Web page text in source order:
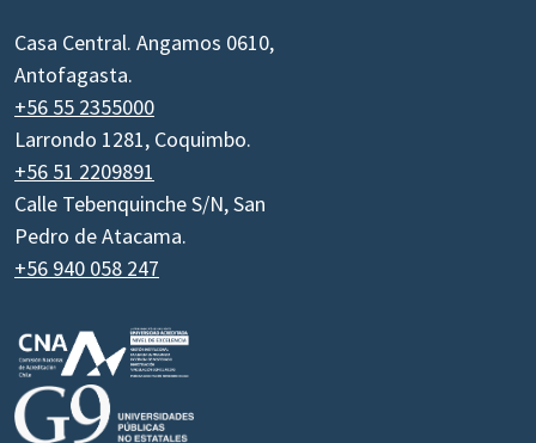
Casa Central. Angamos 0610,
Antofagasta.
+56 55 2355000
Larrondo 1281, Coquimbo.
+56 51 2209891
Calle Tebenquinche S/N, San
Pedro de Atacama.
+56 940 058 247